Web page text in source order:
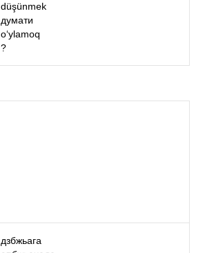
düşünmek
думати
o‘ylamoq
?
дзбжьага